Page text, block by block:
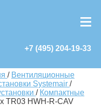
+7 (495) 204-19-33
/ Вентиляционные
Systemair /
/ Компактные
TR03 HWH-R-CAV